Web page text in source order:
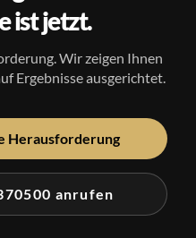
ist jetzt.
Wir zeigen Ihnen
Ergebnisse ausgerichtet.
Herausforderung
anrufen